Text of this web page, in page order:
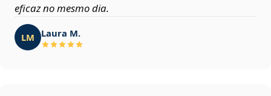
eficaz no mesmo dia.
LM Laura M.